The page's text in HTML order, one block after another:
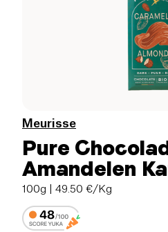
Meurisse
Pure
Amandelen
100g | 49.50 €/Kg